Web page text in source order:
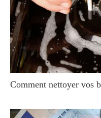
Comment nettoyer vos